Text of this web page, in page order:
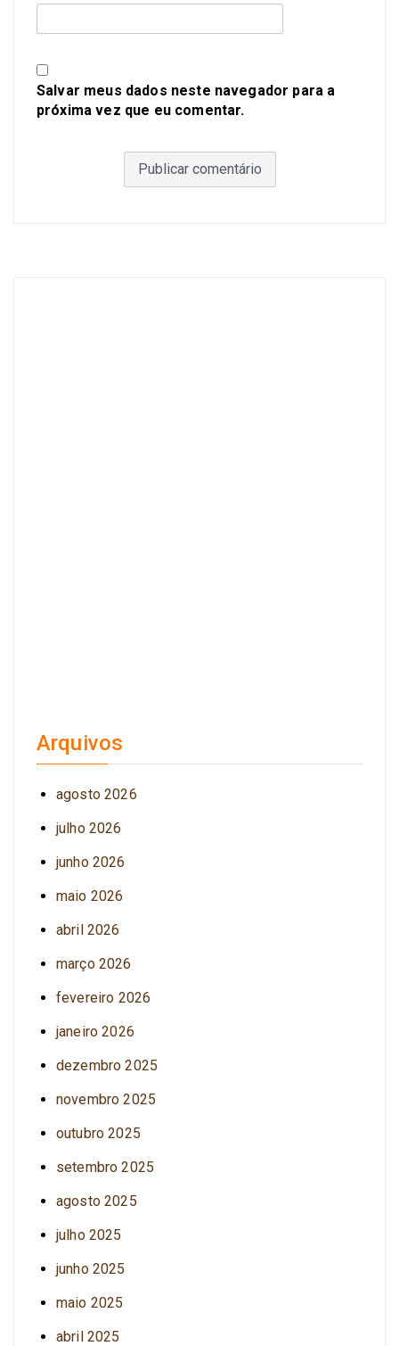
Salvar meus dados neste navegador para a
próxima vez que eu comentar.
Arquivos
agosto 2026
julho 2026
junho 2026
maio 2026
abril 2026
março 2026
fevereiro 2026
janeiro 2026
dezembro 2025
novembro 2025
outubro 2025
setembro 2025
agosto 2025
julho 2025
junho 2025
maio 2025
abril 2025